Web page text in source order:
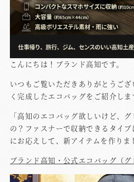
こんにちは！ブランド高知です。
いつもご覧いただきありがとうご
く完成したエコバッグをご紹介しま
「高知のエコバッグ欲しいけど、
の？ファスナーで収納できるタイ
にお応えして、新アイテムを作りま
ブランド高知・公式エコバッグ（